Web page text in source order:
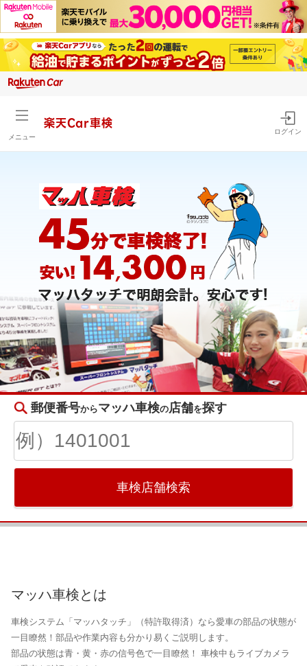
メニュー
楽天Car車検
ログイン
郵便番号からマッハ車検の店舗を探す
車検店舗検索
マッハ車検とは
車検システム「マッハタッチ」（特許取得済）なら愛車の部品の状態が
一目瞭然！部品や作業内容も分かり易くご説明します。
部品の状態は青・黄・赤の信号色で一目瞭然！ 車検中もライブカメラ